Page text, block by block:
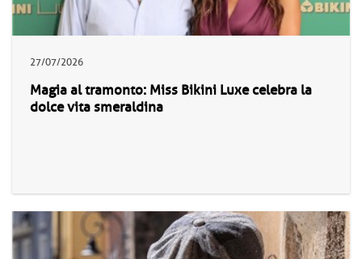
27/07/2026
Magia al tramonto: Miss Bikini Luxe celebra la
dolce vita smeraldina